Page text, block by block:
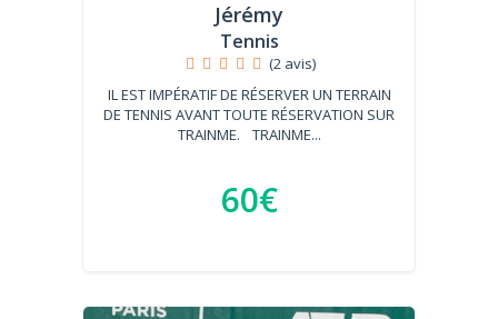
Jérémy
Tennis
(2 avis)
IL EST IMPÉRATIF DE RÉSERVER UN TERRAIN
DE TENNIS AVANT TOUTE RÉSERVATION SUR
TRAINME. TRAINME...
60€